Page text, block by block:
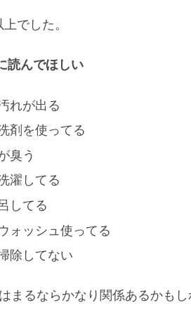
でした。
読んでほしい
れが出る
剤を使ってる
臭う
濯してる
してる
ォッシュ使ってる
除してない
まるならかなり関係あるかもし